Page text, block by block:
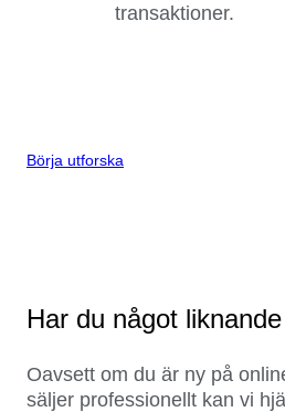
transaktioner.
Börja utforska
Har du något
Oavsett om du är ny på
säljer professionellt kan vi